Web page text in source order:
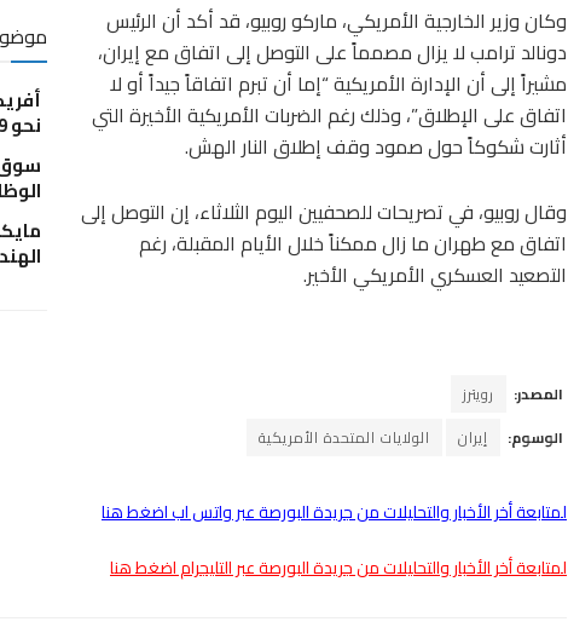
نحو 89 دولاراً للبرميل في 2026
سوق
الهند
وكان وزير الخارجية الأمريكي، ماركو روبيو، قد أكد أن الرئيس
دونالد ترامب لا يزال مصمماً على التوصل إلى اتفاق مع إيران،
مشيراً إلى أن الإدارة الأمريكية “إما أن تبرم اتفاقاً جيداً أو لا
اتفاق على الإطلاق”، وذلك رغم الضربات الأمريكية الأخيرة التي
أثارت شكوكاً حول صمود وقف إطلاق النار الهش.
وقال روبيو، في تصريحات للصحفيين اليوم الثلاثاء، إن التوصل إلى
اتفاق مع طهران ما زال ممكناً خلال الأيام المقبلة، رغم
التصعيد العسكري الأمريكي الأخير.
المصدر:
رويترز
الوسوم:
إيران الولايات المتحدة الأمريكية
لمتابعة أخر الأخبار والتحليلات من جريدة البورصة عبر واتس اب اضغط هنا
لمتابعة أخر الأخبار والتحليلات من جريدة البورصة عبر التليجرام اضغط هنا